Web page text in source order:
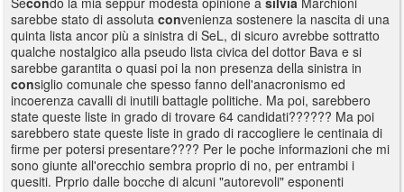
sarebbe stato di assoluta convenienza sostenere la nascita di una
quinta lista ancor più a sinistra di SeL, di sicuro avrebbe sottratto
qualche nostalgico alla pseudo lista civica del dottor Bava e si
sarebbe garantita o quasi poi la non presenza della sinistra in
consiglio comunale che spesso fanno dell'anacronismo ed
incoerenza cavalli di inutili battagle politiche. Ma poi, sarebbero
state queste liste in grado di trovare 64 candidati?????? Ma poi
sarebbero state queste liste in grado di raccogliere le centinaia di
firme per potersi presentare???? Per le poche informazioni che mi
sono giunte all'orecchio sembra proprio di no, per entrambi i
quesiti. Prprio dalle bocche di alcuni "autorevoli" esponenti